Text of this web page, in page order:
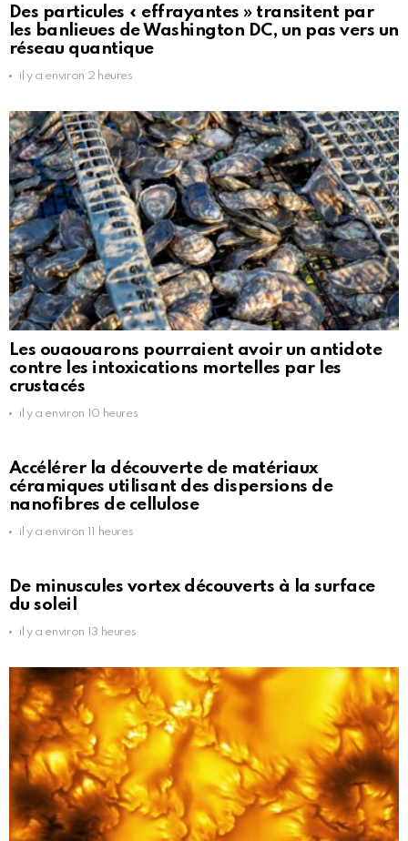
Des particules « effrayantes » transitent par
les banlieues de Washington DC, un pas vers un
réseau quantique
il y a environ 2 heures
Les ouaouarons pourraient avoir un antidote
contre les intoxications mortelles par les
crustacés
il y a environ 10 heures
Accélérer la découverte de matériaux
céramiques utilisant des dispersions de
nanofibres de cellulose
il y a environ 11 heures
De minuscules vortex découverts à la surface
du soleil
il y a environ 13 heures